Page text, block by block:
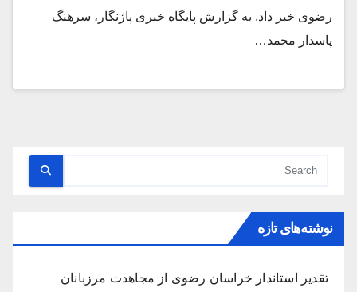
رضوی خبر داد. به گزارش پایگاه خبری پاژنگار، سرهنگ
پاسدار محمد…
نوشته‌های تازه
تقدیر استاندار خراسان رضوی از مجاهدت مرزبانان